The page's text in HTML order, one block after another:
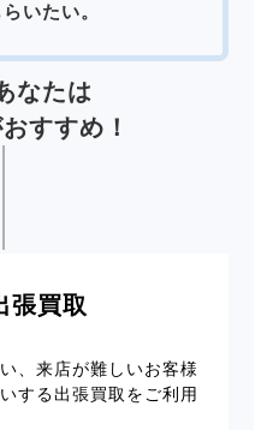
いたい。
なたは
すすめ！
張買取
、来店が難しいお客様
する出張買取をご利用